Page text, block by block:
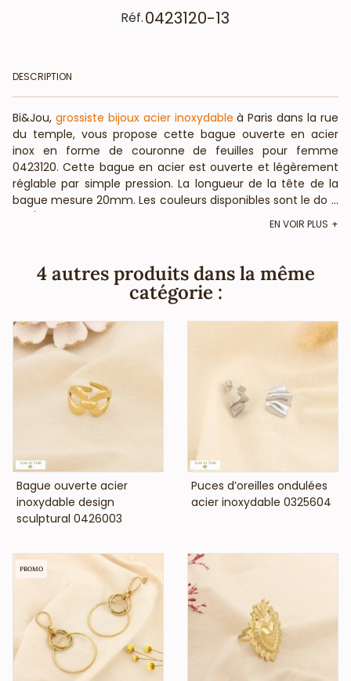
Réf.0423120-13
DESCRIPTION
Bi&Jou, grossiste bijoux acier inoxydable à Paris dans la rue
du temple, vous propose cette bague ouverte en acier
inox en forme de couronne de feuilles pour femme
0423120. Cette bague en acier est ouverte et légèrement
réglable par simple pression. La longueur de la tête de la
bague mesure 20mm. Les couleurs disponibles sont le doré
et l'argenté. BietJou Paris, fournisseur français pour les
professionnels de la mode et de la beauté, vous informe
pas de nickel, plomb ni cadmium et est anti-allergique
(conformément aux lois françaises et européennes).
...
EN VOIR PLUS
4 autres produits dans la même
catégorie :
VOIR LE PRIX
Bague ouverte acier
inoxydable design
sculptural 0426003
VOIR LE PRIX
Puces d’oreilles ondulées
acier inoxydable 0325604
PROMO